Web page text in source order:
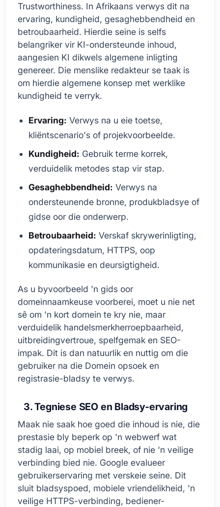
Trustworthiness. In Afrikaans verwys dit na
ervaring, kundigheid, gesaghebbendheid en
betroubaarheid. Hierdie seine is selfs
belangriker vir KI-ondersteunde inhoud,
aangesien KI dikwels algemene inligting
genereer. Die menslike redakteur se taak is
om hierdie algemene konsep met werklike
kundigheid te verryk.
Ervaring: Verwys na u eie toetse,
kliëntscenario's of projekvoorbeelde.
Kundigheid: Gebruik terme korrek,
verduidelik metodes stap vir stap.
Gesaghebbendheid: Verwys na
ondersteunende bronne, produkbladsye of
gidse oor die onderwerp.
Betroubaarheid: Verskaf skrywerinligting,
opdateringsdatum, HTTPS, oop
kommunikasie en deursigtigheid.
As u byvoorbeeld 'n gids oor
domeinnaamkeuse voorberei, moet u nie net
sê om 'n kort domein te kry nie, maar
verduidelik handelsmerkherroepbaarheid,
uitbreidingvertroue, spelfgemak en SEO-
impak. Dit is dan natuurlik en nuttig om die
gebruiker na die Domein opsoek en
registrasie-bladsy te verwys.
3. Tegniese SEO en Bladsy-ervaring
Maak nie saak hoe goed die inhoud is nie, die
prestasie bly beperk op 'n webwerf wat
stadig laai, op mobiel breek, of nie 'n veilige
verbinding bied nie. Google evalueer
gebruikerservaring met verskeie seine. Dit
sluit bladsyspoed, mobiele vriendelikheid, 'n
veilige HTTPS-verbinding, bediener-